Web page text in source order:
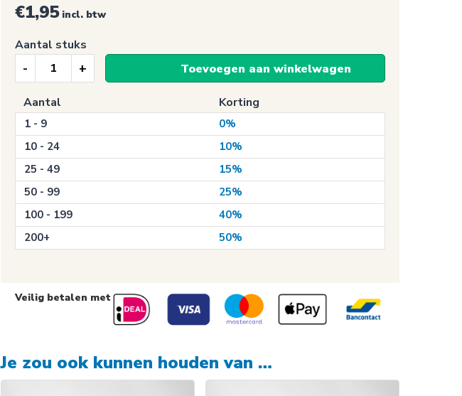
€1,95 incl. btw
Gebodssticker,
verplicht
aantal
Aantal stuks
Toevoegen aan winkelwagen
Aantal Korting
1 - 9
0%
10 - 24
10%
25 - 49
15%
50 - 99
25%
100 - 199
40%
200+
50%
Veilig betalen met
Je zou ook kunnen houden van …